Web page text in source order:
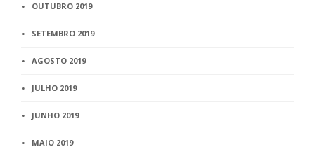
OUTUBRO 2019
SETEMBRO 2019
AGOSTO 2019
JULHO 2019
JUNHO 2019
MAIO 2019